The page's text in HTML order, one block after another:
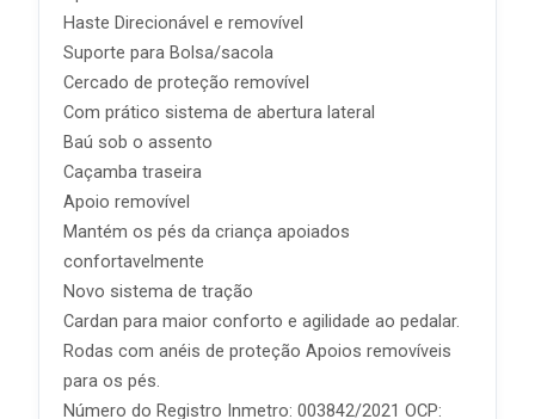
Haste Direcionável e removível
Suporte para Bolsa/sacola
Cercado de proteção removível
Com prático sistema de abertura lateral
Baú sob o assento
Caçamba traseira
Apoio removível
Mantém os pés da criança apoiados
confortavelmente
Novo sistema de tração
Cardan para maior conforto e agilidade ao pedalar.
Rodas com anéis de proteção Apoios removíveis
para os pés.
Número do Registro Inmetro: 003842/2021 OCP: